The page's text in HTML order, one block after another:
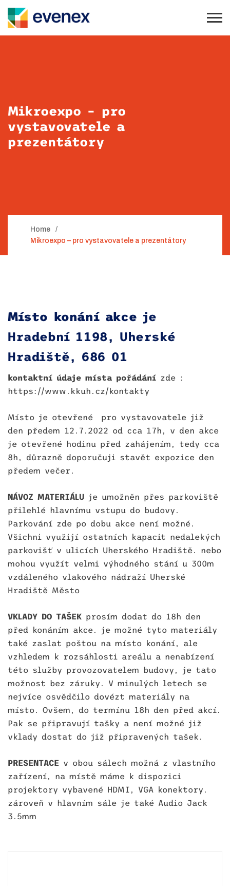
Mikroexpo – pro
vystavovatele a
prezentátory
Home
Mikroexpo – pro vystavovatele a prezentátory
Místo konání akce je
Hradební 1198, Uherské
Hradiště, 686 01
kontaktní údaje místa pořádání zde :
https://www.kkuh.cz/kontakty
Místo je otevřené pro vystavovatele již
den předem 12.7.2022 od cca 17h, v den akce
je otevřené hodinu před zahájením, tedy cca
8h, důrazně doporučuji stavět expozice den
předem večer.
NÁVOZ MATERIÁLU je umožněn přes parkoviště
přilehlé hlavnímu vstupu do budovy.
Parkování zde po dobu akce není možné.
Všichni využijí ostatních kapacit nedalekých
parkovišť v ulicích Uherského Hradiště. nebo
mohou využít velmi výhodného stání u 300m
vzdáleného vlakového nádraží Uherské
Hradiště Město
VKLADY DO TAŠEK prosím dodat do 18h den
před konáním akce. je možné tyto materiály
také zaslat poštou na místo konání, ale
vzhledem k rozsáhlosti areálu a nenabízení
této služby provozovatelem budovy, je tato
možnost bez záruky. V minulých letech se
nejvíce osvědčilo dovézt materiály na
místo. Ovšem, do termínu 18h den před akcí.
Pak se připravují tašky a není možné již
vklady dostat do již připravených tašek.
PRESENTACE v obou sálech možná z vlastního
zařízení, na místě máme k dispozici
projektory vybavené HDMI, VGA konektory.
zároveň v hlavním sále je také Audio Jack
3.5mm